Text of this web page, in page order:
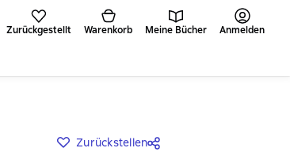
Zurückgestellt Warenkorb Meine Bücher Anmelden
Zurückstellen